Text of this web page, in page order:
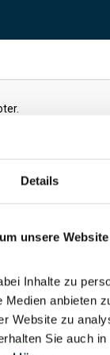
Details
unsere
Inhalte zu
Medien anbieten
Website zu
Sie auch in
der